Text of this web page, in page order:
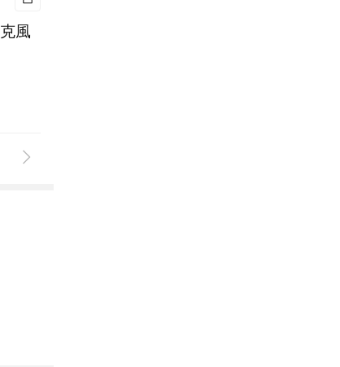
風